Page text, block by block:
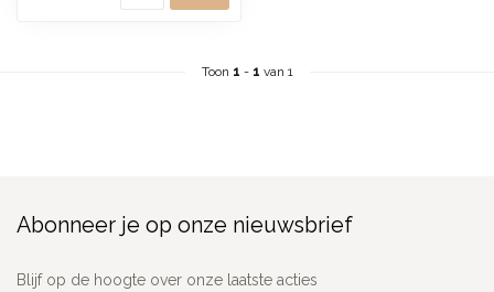
Toon 1 - 1 van 1
Abonneer je op onze nieuwsbrief
Blijf op de hoogte over onze laatste acties